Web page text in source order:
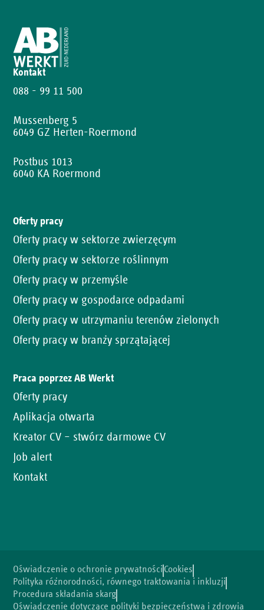
Kontakt
088 - 99 11 500
Mussenberg 5
6049 GZ Herten-Roermond
Postbus 1013
6040 KA Roermond
Oferty pracy
Oferty pracy w sektorze zwierzęcym
Oferty pracy w sektorze roślinnym
Oferty pracy w przemyśle
Oferty pracy w gospodarce odpadami
Oferty pracy w utrzymaniu terenów zielonych
Oferty pracy w branży sprzątającej
Praca poprzez AB Werkt
Oferty pracy
Aplikacja otwarta
Kreator CV – stwórz darmowe CV
Job alert
Kontakt
Oświadczenie o ochronie prywatności Cookies
Polityka różnorodności, równego traktowania i inkluzji
Procedura składania skarg
Oświadczenie dotyczące polityki bezpieczeństwa i zdrowia